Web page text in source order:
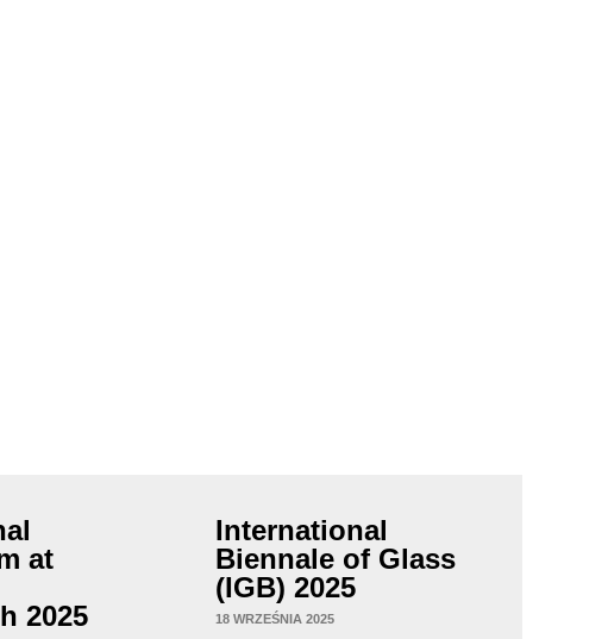
at
2025
International
Biennale of Glass
(IGB) 2025
18 WRZEŚNIA 2025